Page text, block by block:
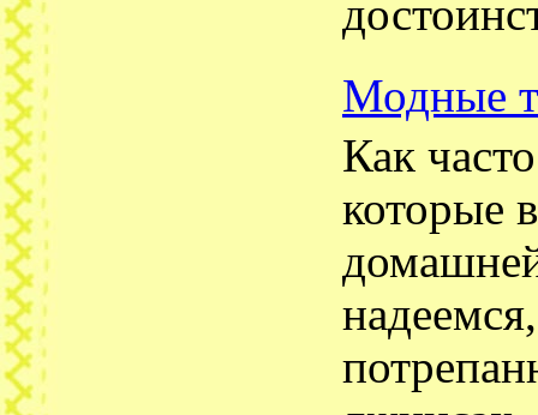
Модные
Как
которые